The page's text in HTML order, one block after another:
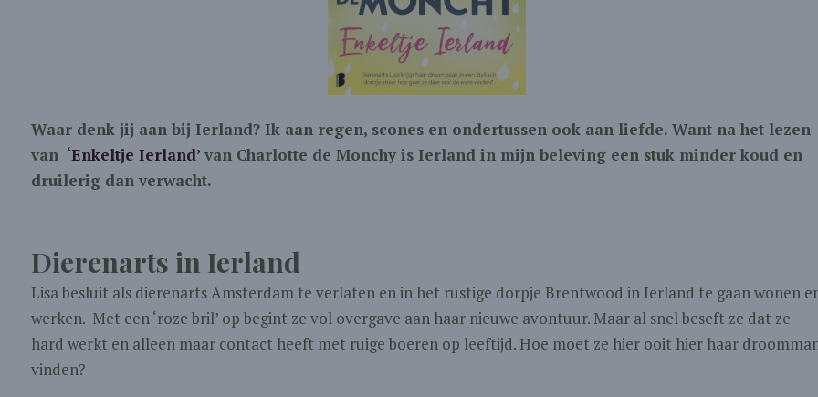
Waar denk jij aan bij Ierland? Ik aan regen, scones en ondertussen ook aan liefde. Want na het lezen
van ‘Enkeltje Ierland’ van Charlotte de Monchy is Ierland in mijn beleving een stuk minder koud en
druilerig dan verwacht.
Dierenarts in Ierland
Lisa besluit als dierenarts Amsterdam te verlaten en in het rustige dorpje Brentwood in Ierland te gaan wonen
werken. Met een ‘roze bril’ op begint ze vol overgave aan haar nieuwe avontuur. Maar al snel beseft ze dat ze
hard werkt en alleen maar contact heeft met ruige boeren op leeftijd. Hoe moet ze hier ooit hier haar
vinden?